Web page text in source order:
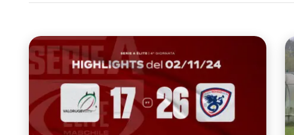
Highligths Valorugby Emilia
vs FEMI-CZ Rugby Rovigo
Delta 17-26 (02/11/24)